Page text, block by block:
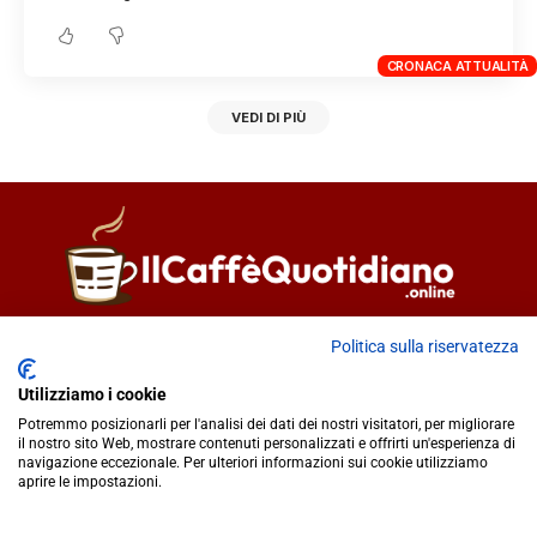
CRONACA ATTUALITÀ
VEDI DI PIÙ
Fiorella Falci
redazione@ilcaffequotidiano.online
C.F. 92076900858
Chi siamo
Politica sulla riservatezza
Utilizziamo i cookie
Potremmo posizionarli per l'analisi dei dati dei nostri visitatori, per migliorare
il nostro sito Web, mostrare contenuti personalizzati e offrirti un'esperienza di
navigazione eccezionale. Per ulteriori informazioni sui cookie utilizziamo
aprire le impostazioni.